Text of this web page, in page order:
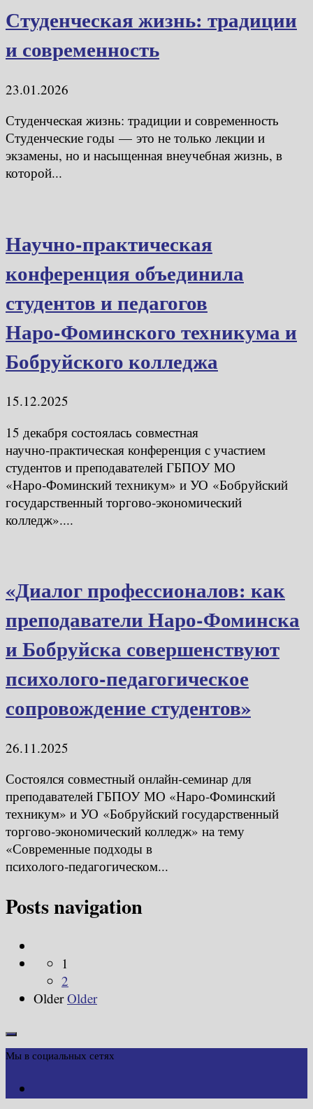
Студенческая жизнь: традиции
и современность
23.01.2026
Студенческая жизнь: традиции и современность
Студенческие годы — это не только лекции и
экзамены, но и насыщенная внеучебная жизнь, в
которой...
Научно‑практическая
конференция объединила
студентов и педагогов
Наро‑Фоминского техникума и
Бобруйского колледжа
15.12.2025
15 декабря состоялась совместная
научно‑практическая конференция с участием
студентов и преподавателей ГБПОУ МО
«Наро‑Фоминский техникум» и УО «Бобруйский
государственный торгово‑экономический
колледж»....
«Диалог профессионалов: как
преподаватели Наро‑Фоминска
и Бобруйска совершенствуют
психолого‑педагогическое
сопровождение студентов»
26.11.2025
Состоялся совместный онлайн‑семинар для
преподавателей ГБПОУ МО «Наро‑Фоминский
техникум» и УО «Бобруйский государственный
торгово‑экономический колледж» на тему
«Современные подходы в
психолого‑педагогическом...
Posts navigation
1
2
Older Older
Мы в социальных сетях